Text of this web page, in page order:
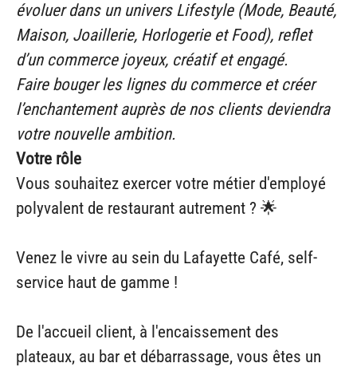
évoluer dans un univers Lifestyle (Mode, Beauté,
Maison, Joaillerie, Horlogerie et Food), reflet
d’un commerce joyeux, créatif et engagé.
Faire bouger les lignes du commerce et créer
l’enchantement auprès de nos clients deviendra
votre nouvelle ambition.
Votre rôle
Vous souhaitez exercer votre métier d'employé
polyvalent de restaurant autrement ? 🌟
Venez le vivre au sein du Lafayette Café, self-
service haut de gamme !
De l'accueil client, à l'encaissement des
plateaux, au bar et débarrassage, vous êtes un